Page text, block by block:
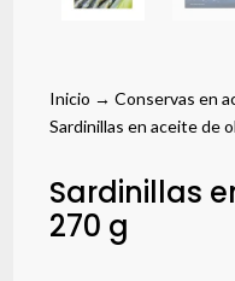
Inicio →Conservas en
Sardinillas en aceite de
Sardinillas
270 g